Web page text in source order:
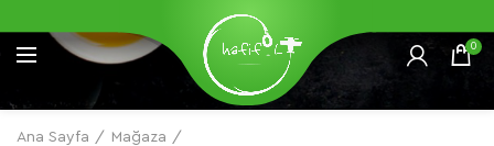
0
Ana Sayfa
Mağaza